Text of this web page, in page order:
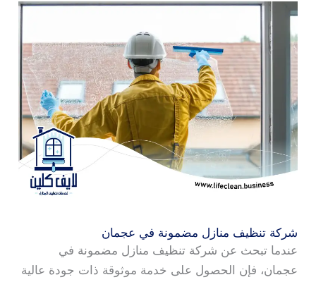
شركة تنظيف منازل مضمونة في عجمان
عندما تبحث عن شركة تنظيف منازل مضمونة في
عجمان، فإن الحصول على خدمة موثوقة ذات جودة عالية